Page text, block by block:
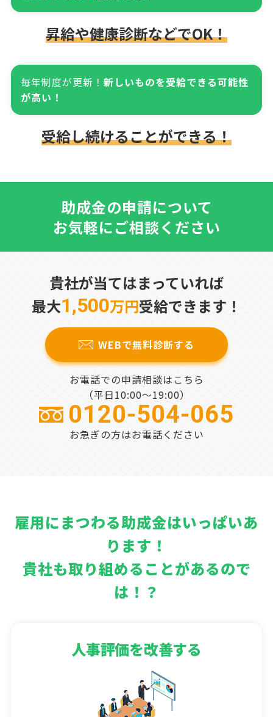
昇給や健康診断などでOK！
毎年制度が更新！ 新しいものを受給できる可能性
が高い！
受給し続けることができる！
助成金の申請について
お気軽にご相談ください
貴社が当てはまっていれば
最大1,500万円受給できます！
WEBで無料診断する
お電話での申請相談はこちら
（平日10:00～19:00）
0120-504-065
お急ぎの方はお電話ください
雇用にまつわる助成金はいっぱいあ
ります！
貴社も取り組めることがあるので
は！？
人事評価を改善する